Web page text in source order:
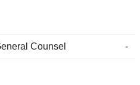
Counsel -